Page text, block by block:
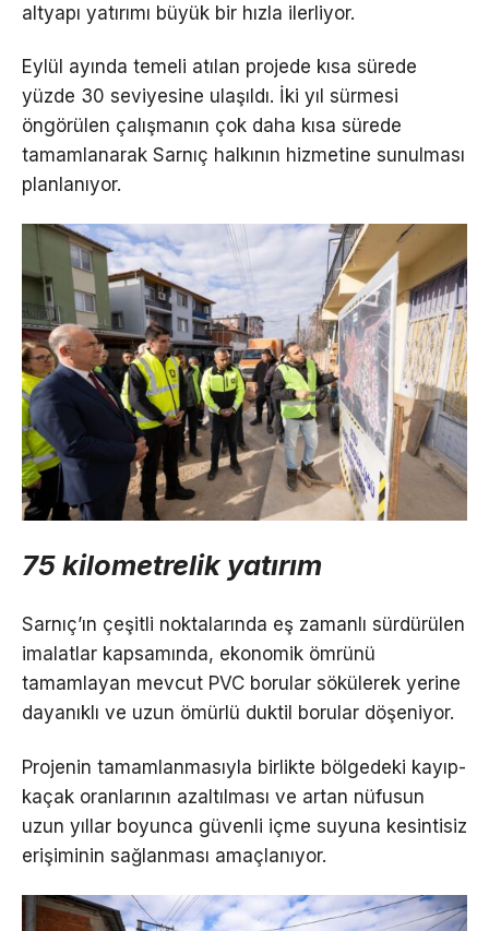
altyapı yatırımı büyük bir hızla ilerliyor.
Eylül ayında temeli atılan projede kısa sürede
yüzde 30 seviyesine ulaşıldı. İki yıl sürmesi
öngörülen çalışmanın çok daha kısa sürede
tamamlanarak Sarnıç halkının hizmetine sunulması
planlanıyor.
75 kilometrelik yatırım
Sarnıç’ın çeşitli noktalarında eş zamanlı sürdürülen
imalatlar kapsamında, ekonomik ömrünü
tamamlayan mevcut PVC borular sökülerek yerine
dayanıklı ve uzun ömürlü duktil borular döşeniyor.
Projenin tamamlanmasıyla birlikte bölgedeki kayıp-
kaçak oranlarının azaltılması ve artan nüfusun
uzun yıllar boyunca güvenli içme suyuna kesintisiz
erişiminin sağlanması amaçlanıyor.